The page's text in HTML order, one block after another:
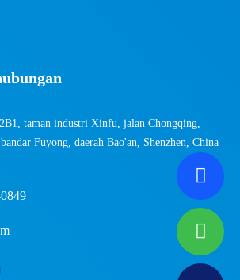
taman industri Xinfu, jalan Chongqing,
Fuyong, daerah Bao'an, Shenzhen, China